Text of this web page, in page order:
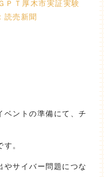
ＰＴ厚木市実証実験
読売新聞
ントの準備にて、チ
。
サイバー問題につな